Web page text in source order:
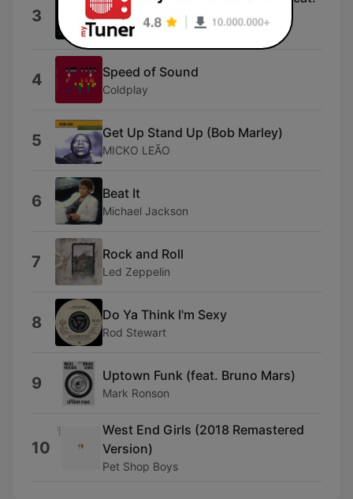
3
Jim Reeves)
Los Cholo Kings
4 Speed of Sound
Coldplay
5 Get Up Stand Up (Bob Marley)
MICKO LEÃO
6 Beat It
Michael Jackson
7 Rock and Roll
Led Zeppelin
8 Do Ya Think I'm Sexy
Rod Stewart
9 Uptown Funk (feat. Bruno Mars)
Mark Ronson
10
West End Girls (2018 Remastered
Version)
Pet Shop Boys